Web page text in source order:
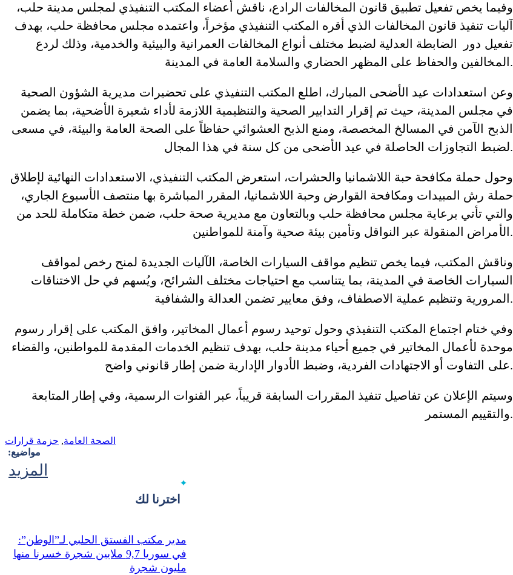
وفيما يخص تفعيل تطبيق قانون المخالفات الرادع، ناقش أعضاء المكتب التنفيذي لمجلس مدينة حلب،
آليات تنفيذ قانون المخالفات الذي أقره المكتب التنفيذي مؤخراً، واعتمده مجلس محافظة حلب، بهدف
تفعيل دور الضابطة العدلية لضبط مختلف أنواع المخالفات العمرانية والبيئية والخدمية، وذلك لردع
المخالفين والحفاظ على المظهر الحضاري والسلامة العامة في المدينة.
وعن استعدادات عيد الأضحى المبارك، اطلع المكتب التنفيذي على تحضيرات مديرية الشؤون الصحية
في مجلس المدينة، حيث تم إقرار التدابير الصحية والتنظيمية اللازمة لأداء شعيرة الأضحية، بما يضمن
الذبح الآمن في المسالخ المخصصة، ومنع الذبح العشوائي حفاظاً على الصحة العامة والبيئة، في مسعى
لضبط التجاوزات الحاصلة في عيد الأضحى من كل سنة في هذا المجال.
وحول حملة مكافحة حبة اللاشمانيا والحشرات، استعرض المكتب التنفيذي، الاستعدادات النهائية لإطلاق
حملة رش المبيدات ومكافحة القوارض وحبة اللاشمانيا، المقرر المباشرة بها منتصف الأسبوع الجاري،
والتي تأتي برعاية مجلس محافظة حلب وبالتعاون مع مديرية صحة حلب، ضمن خطة متكاملة للحد من
الأمراض المنقولة عبر النواقل وتأمين بيئة صحية وآمنة للمواطنين.
وناقش المكتب، فيما يخص تنظيم مواقف السيارات الخاصة، الآليات الجديدة لمنح رخص لمواقف
السيارات الخاصة في المدينة، بما يتناسب مع احتياجات مختلف الشرائح، ويُسهم في حل الاختناقات
المرورية وتنظيم عملية الاصطفاف، وفق معايير تضمن العدالة والشفافية.
وفي ختام اجتماع المكتب التنفيذي وحول توحيد رسوم أعمال المخاتير، وافق المكتب على إقرار رسوم
موحدة لأعمال المخاتير في جميع أحياء مدينة حلب، بهدف تنظيم الخدمات المقدمة للمواطنين، والقضاء
على التفاوت أو الاجتهادات الفردية، وضبط الأدوار الإدارية ضمن إطار قانوني واضح.
وسيتم الإعلان عن تفاصيل تنفيذ المقررات السابقة قريباً، عبر القنوات الرسمية، وفي إطار المتابعة
والتقييم المستمر.
الصحة العامة, حزمة قرارات
مواضيع:
المزيد
اخترنا لك
مدير مكتب الفستق الحلبي لـ”الوطن”:
في سوريا 9,7 ملايين شجرة خسرنا منها
مليون شجرة